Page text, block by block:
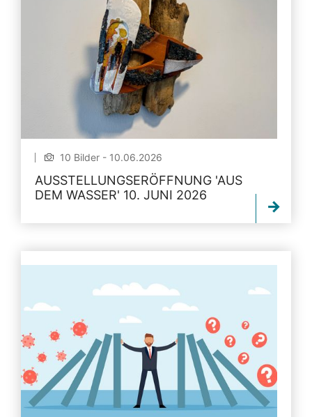
10 Bilder - 10.06.2026
AUSSTELLUNGSERÖFFNUNG 'AUS
DEM WASSER' 10. JUNI 2026